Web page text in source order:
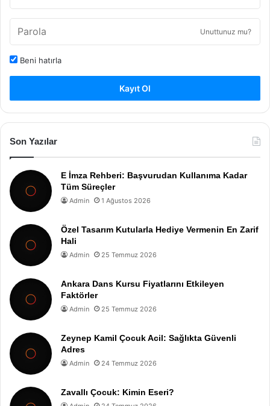
Unuttunuz mu?
Beni hatırla
Kayıt Ol
Son Yazılar
E İmza Rehberi: Başvurudan Kullanıma Kadar
Tüm Süreçler
Admin 1 Ağustos 2026
Özel Tasarım Kutularla Hediye Vermenin En Zarif
Hali
Admin 25 Temmuz 2026
Ankara Dans Kursu Fiyatlarını Etkileyen
Faktörler
Admin 25 Temmuz 2026
Zeynep Kamil Çocuk Acil: Sağlıkta Güvenli
Adres
Admin 24 Temmuz 2026
Zavallı Çocuk: Kimin Eseri?